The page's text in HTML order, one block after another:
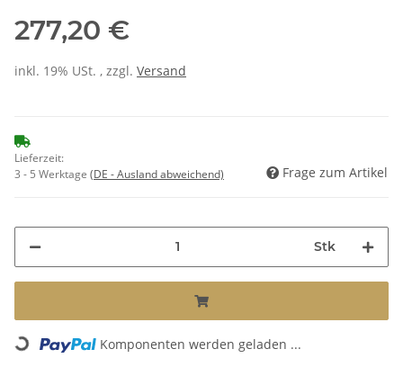
277,20 €
inkl. 19% USt. , zzgl. Versand
Lieferzeit:
3 - 5 Werktage (DE - Ausland abweichend) Frage zum Artikel
Stk
Komponenten werden geladen ...